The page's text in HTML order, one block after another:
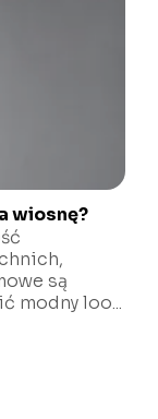
wiosnę?
są
modny loo...